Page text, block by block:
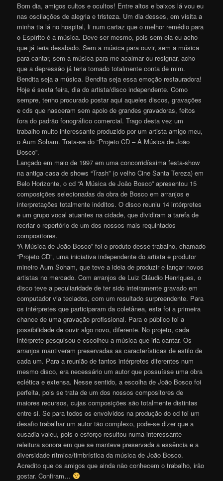
Bom dia, amigos cultos e ocultos! Entre altos e baixos lá vou eu
nas oscilações de alegria e tristeza. Um dia desses, em visita a
minha tia lá no hospital, li num cartaz que o melhor remédio para
o Espírito é a música. Deve ser mesmo, pois sem ela eu acho
que já teria desabado. Sem a música para ouvir, sem a música
para cantar, sem a música para me acalmar ou resignar, acho
que a depressão já teria tomado totalmente conta de mim.
Bendita seja a música. Bendita seja essa emoção restauradora!
Hoje é sexta feira, dia do artista/disco independente. Como
sempre, tenho procurado postar aqui aqueles discos, gravações
e cds que nasceram sem apoio de grandes gravadoras, feitos
fora do padrão fonográfico comercial. Trago desta vez um
trabalho muito interessante produzido por um artista amigo meu,
o Aum Soham. Trata-se do “Projeto CD – A Música de João
Bosco”.
Lançado em maio de 1997 em uma concorridíssima festa-show
na antiga casa de shows “Trash” (o velho Cine Santa Tereza) em
Belo Horizonte, o cd “A Música de João Bosco” apresentou 15
composições selecionadas da obra de Bosco em arranjos e
interpretações totalmente inéditos. O disco reuniu 14 intérpretes
e um grupo vocal atuantes na cidade, que dividiram a tarefa de
recriar o repertório de um dos nossos mais requintados
compositores.
“A Música de João Bosco” foi o produto desse trabalho, chamado
“Projeto CD”, uma iniciativa independente do artista e produtor
mineiro Aum Soham, que teve a ideia de produzir e lançar novos
artistas no mercado. Com arranjos de Luiz Cláudio Henriques, o
disco teve a peculiaridade de ter sido inteiramente gravado em
computador via teclados, com um resultado surpreendente. Para
os intérpretes que participaram da coletânea, esta foi a primeira
chance de uma gravação profissional. Para o público foi a
possibilidade de ouvir algo novo, diferente. No projeto, cada
intérprete pesquisou e escolheu a música que iria cantar. Os
arranjos mantiveram preservadas as características de estilo de
cada um. Para a reunião de tantos intérpretes diferentes num
mesmo disco, era necessário um autor que possuísse uma obra
eclética e extensa. Nesse sentido, a escolha de João Bosco foi
perfeita, pois se trata de um dos nossos compositores de
maiores recursos, cujas composições são totalmente distintas
entre si. Se para todos os envolvidos na produção do cd foi um
desafio trabalhar um autor tão complexo, pode-se dizer que a
ousadia valeu, pois o esforço resultou numa interessante
releitura sonora em que se manteve preservada a essência e a
diversidade rítmica/timbrística da música de João Bosco.
Acredito que os amigos que ainda não conhecem o trabalho, irão
gostar. Confiram…